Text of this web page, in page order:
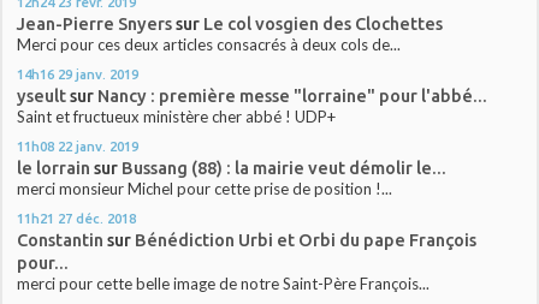
Jean-Pierre Snyerssur Le col vosgien des Clochettes
Merci pour ces deux articles consacrés à deux cols de...
14h16 29 janv. 2019
yseultsur Nancy : première messe "lorraine" pour l'abbé...
Saint et fructueux ministère cher abbé ! UDP+
11h08 22 janv. 2019
le lorrain sur Bussang (88) : la mairie veut démolir le...
merci monsieur Michel pour cette prise de position !...
11h21 27 déc. 2018
Constantin sur Bénédiction Urbi et Orbi du pape François
pour...
merci pour cette belle image de notre Saint-Père François...